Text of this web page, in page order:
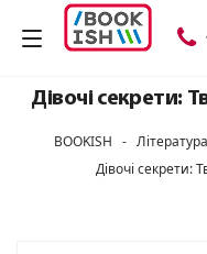
Дівочі секрети:
BOOKISH -
Дівочі секрети: